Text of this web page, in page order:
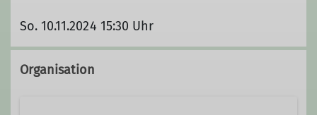
So. 10.11.2024 15:30 Uhr
Organisation